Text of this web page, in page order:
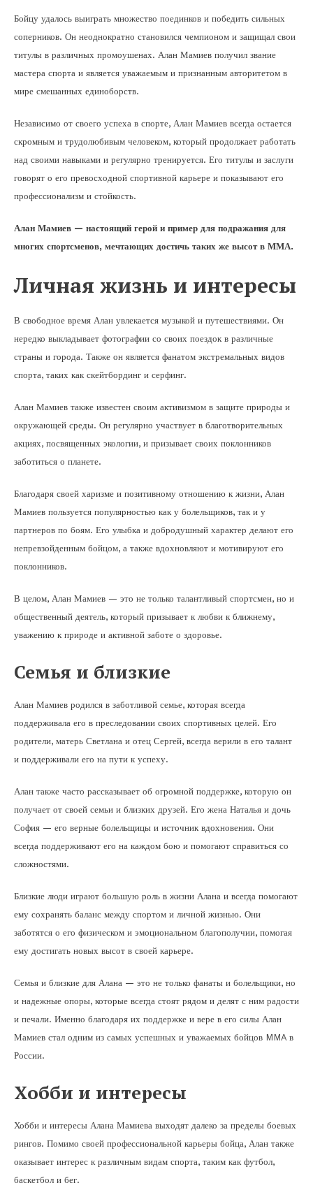
Бойцу удалось выиграть множество поединков и победить сильных
соперников. Он неоднократно становился чемпионом и защищал свои
титулы в различных промоушенах. Алан Мамиев получил звание
мастера спорта и является уважаемым и признанным авторитетом в
мире смешанных единоборств.
Независимо от своего успеха в спорте, Алан Мамиев всегда остается
скромным и трудолюбивым человеком, который продолжает работать
над своими навыками и регулярно тренируется. Его титулы и заслуги
говорят о его превосходной спортивной карьере и показывают его
профессионализм и стойкость.
Алан Мамиев — настоящий герой и пример для подражания для
многих спортсменов, мечтающих достичь таких же высот в ММА.
Личная жизнь и интересы
В свободное время Алан увлекается музыкой и путешествиями. Он
нередко выкладывает фотографии со своих поездок в различные
страны и города. Также он является фанатом экстремальных видов
спорта, таких как скейтбординг и серфинг.
Алан Мамиев также известен своим активизмом в защите природы и
окружающей среды. Он регулярно участвует в благотворительных
акциях, посвященных экологии, и призывает своих поклонников
заботиться о планете.
Благодаря своей харизме и позитивному отношению к жизни, Алан
Мамиев пользуется популярностью как у болельщиков, так и у
партнеров по боям. Его улыбка и добродушный характер делают его
непревзойденным бойцом, а также вдохновляют и мотивируют его
поклонников.
В целом, Алан Мамиев — это не только талантливый спортсмен, но и
общественный деятель, который призывает к любви к ближнему,
уважению к природе и активной заботе о здоровье.
Семья и близкие
Алан Мамиев родился в заботливой семье, которая всегда
поддерживала его в преследовании своих спортивных целей. Его
родители, матерь Светлана и отец Сергей, всегда верили в его талант
и поддерживали его на пути к успеху.
Алан также часто рассказывает об огромной поддержке, которую он
получает от своей семьи и близких друзей. Его жена Наталья и дочь
София — его верные болельщицы и источник вдохновения. Они
всегда поддерживают его на каждом бою и помогают справиться со
сложностями.
Близкие люди играют большую роль в жизни Алана и всегда помогают
ему сохранять баланс между спортом и личной жизнью. Они
заботятся о его физическом и эмоциональном благополучии, помогая
ему достигать новых высот в своей карьере.
Семья и близкие для Алана — это не только фанаты и болельщики, но
и надежные опоры, которые всегда стоят рядом и делят с ним радости
и печали. Именно благодаря их поддержке и вере в его силы Алан
Мамиев стал одним из самых успешных и уважаемых бойцов MMA в
России.
Хобби и интересы
Хобби и интересы Алана Мамиева выходят далеко за пределы боевых
рингов. Помимо своей профессиональной карьеры бойца, Алан также
оказывает интерес к различным видам спорта, таким как футбол,
баскетбол и бег.